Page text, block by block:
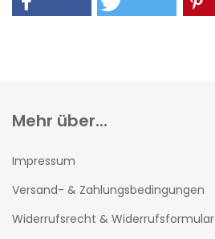
Mehr über...
Impressum
Versand- & Zahlungsbedingungen
Widerrufsrecht & Widerrufsformular